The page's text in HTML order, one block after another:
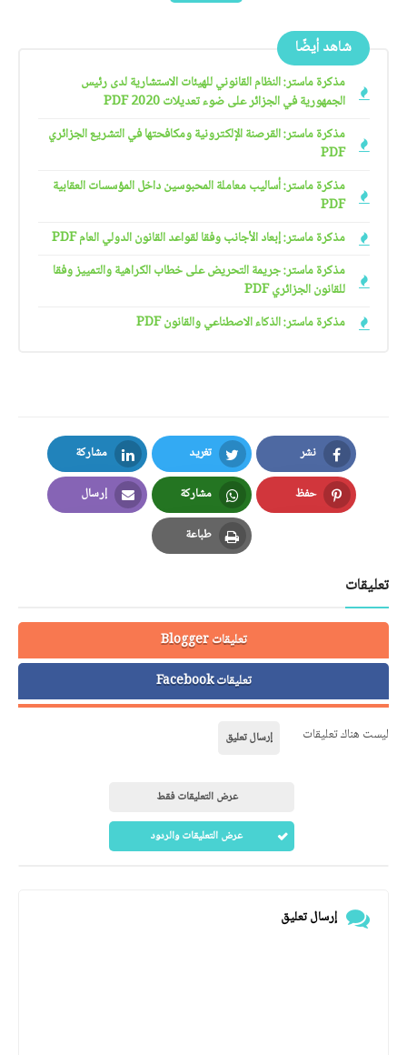
شاهد أيضًا
مذكرة ماستر: النظام القانوني للهيئات الاستشارية لدى رئيس
الجمهورية في الجزائر على ضوء تعديلات 2020 PDF
مذكرة ماستر: القرصنة الإلكترونية ومكافحتها في التشريع الجزائري
PDF
مذكرة ماستر: أساليب معاملة المحبوسين داخل المؤسسات العقابية
PDF
مذكرة ماستر: إبعاد الأجانب وفقا لقواعد القانون الدولي العام PDF
مذكرة ماستر: جريمة التحريض على خطاب الكراهية والتمييز وفقا
للقانون الجزائري PDF
مذكرة ماستر: الذكاء الاصطناعي والقانون PDF
نشر
Facebook
تغريد
Twitter
مشاركة
LinkedIn
حفظ
Pinterest
مشاركة
Whatsapp
إرسال
Email
طباعة
Print
تعليقات
تعليقات Blogger
تعليقات Facebook
ليست هناك تعليقات إرسال تعليق
عرض التعليقات فقط
عرض التعليقات والردود
إرسال تعليق